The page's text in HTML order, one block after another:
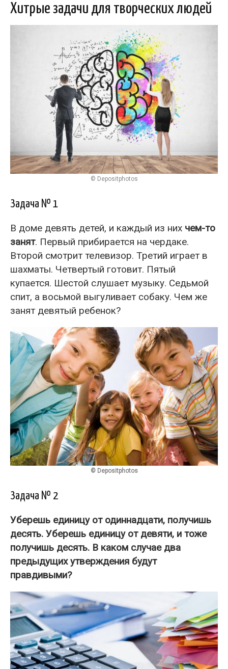
Хитрые задачи для творческих людей
© Depositphotos
Задача № 1
В доме девять детей, и каждый из них чем-то
занят. Первый прибирается на чердаке.
Второй смотрит телевизор. Третий играет в
шахматы. Четвертый готовит. Пятый
купается. Шестой слушает музыку. Седьмой
спит, а восьмой выгуливает собаку. Чем же
занят девятый ребенок?
© Depositphotos
Задача № 2
Уберешь единицу от одиннадцати, получишь
десять. Уберешь единицу от девяти, и тоже
получишь десять. В каком случае два
предыдущих утверждения будут
правдивыми?